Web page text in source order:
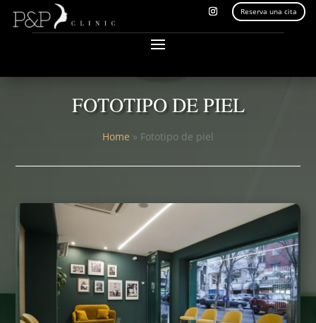
Reserva una cita
FOTOTIPO DE PIEL
Home » Fototipo de piel